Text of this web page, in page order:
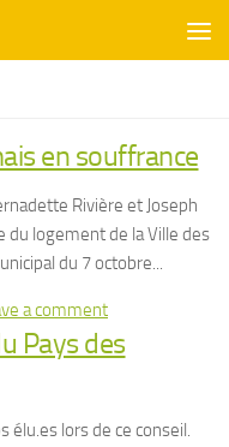
en souffrance
Rivière et Joseph
du logement de la Ville des
du 7 octobre...
a comment
Pays des
élu.es lors de ce conseil.